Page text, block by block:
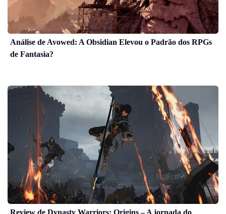
Análise de Avowed: A Obsidian Elevou o Padrão dos RPGs
de Fantasia?
Review de Dynasty Warriors: Origins – A jornada do